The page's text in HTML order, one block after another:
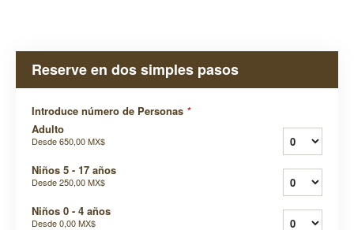
Reserve en dos simples pasos
Introduce número de Personas *
Adulto
Desde650,00 MX$
Niños 5 - 17 años
Desde250,00 MX$
Niños 0 - 4 años
Desde0,00 MX$